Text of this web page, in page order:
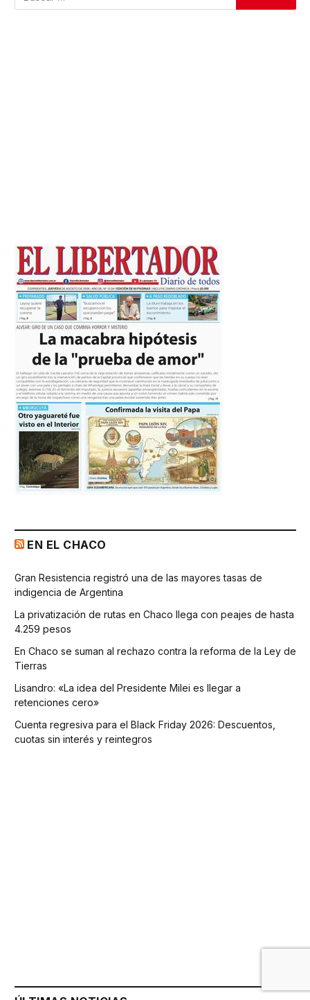
EN EL CHACO
Gran Resistencia registró una de las mayores tasas de
indigencia de Argentina
La privatización de rutas en Chaco llega con peajes de hasta
4.259 pesos
En Chaco se suman al rechazo contra la reforma de la Ley de
Tierras
Lisandro: «La idea del Presidente Milei es llegar a
retenciones cero»
Cuenta regresiva para el Black Friday 2026: Descuentos,
cuotas sin interés y reintegros